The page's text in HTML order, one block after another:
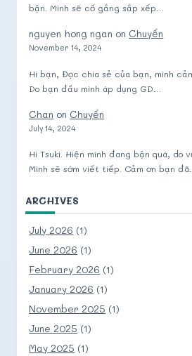
bận. Mình sẽ cố gắng sắp xếp…
nguyen hong ngan on Chuyển
November 14, 2024
Hi bạn, Đọc chia sẻ của bạn, mình
Do bạn đầu mình áp dụng GD…
Chan on Chuyển
July 14, 2024
Hi Tsuki. Hiện mình đang bận quá, do
Mình sẽ sớm viết tiếp. Cảm ơn bạn
ARCHIVES
July 2026 (1)
June 2026 (1)
February 2026 (1)
January 2026 (1)
November 2025 (1)
June 2025 (1)
May 2025 (1)